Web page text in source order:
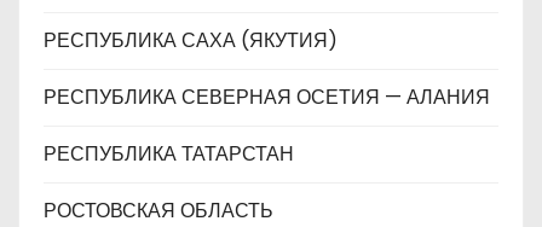
РЕСПУБЛИКА САХА (ЯКУТИЯ)
РЕСПУБЛИКА СЕВЕРНАЯ ОСЕТИЯ — АЛАНИЯ
РЕСПУБЛИКА ТАТАРСТАН
РОСТОВСКАЯ ОБЛАСТЬ